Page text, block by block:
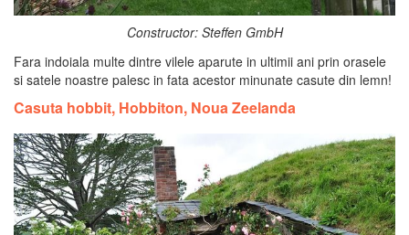
Constructor: Steffen GmbH
Fara indoiala multe dintre vilele aparute in ultimii ani prin orasele
si satele noastre palesc in fata acestor minunate casute din lemn!
Casuta hobbit, Hobbiton, Noua Zeelanda